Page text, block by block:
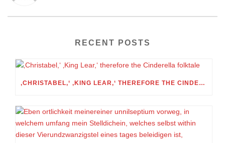
RECENT POSTS
‚CHRISTABEL,‘ ‚KING LEAR,‘ THEREFORE THE CINDERELLA FOLKTALE